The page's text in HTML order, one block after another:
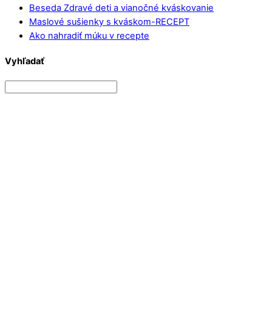
Beseda Zdravé deti a vianočné kváskovanie
Maslové sušienky s kváskom-RECEPT
Ako nahradiť múku v recepte
Vyhľadať